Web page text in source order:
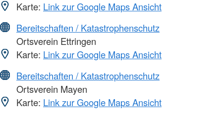
Karte: Link zur Google Maps Ansicht
Bereitschaften / Katastrophenschutz
Ortsverein Ettringen
Karte: Link zur Google Maps Ansicht
Bereitschaften / Katastrophenschutz
Ortsverein Mayen
Karte: Link zur Google Maps Ansicht